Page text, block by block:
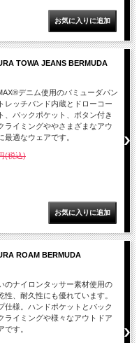
TOWA JEANS BERMUDA
デニム使用のバミューダパン
レッチバンド内蔵とドローコー
、バックポケット、ボタン付き
ライミングややさまざまなアウ
最適なウェアです。
(税込)
ROAM BERMUDA
のナイロンタッサー素材使用の
性、耐久性にも優れています。
仕様。ハンドポケットとバック
ライミングや様々なアウトドア
です。